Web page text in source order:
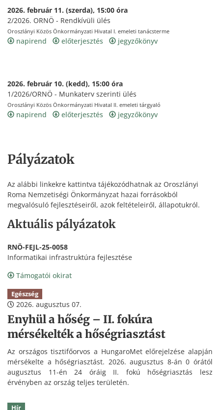
2026. február 11. (szerda), 15:00 óra
2/2026. ORNÖ - Rendkívüli ülés
Oroszlányi Közös Önkormányzati Hivatal I. emeleti tanácsterme
napirend előterjesztés jegyzőkönyv
2026. február 10. (kedd), 15:00 óra
1/2026/ORNÖ - Munkaterv szerinti ülés
Oroszlányi Közös Önkormányzati Hivatal II. emeleti tárgyaló
napirend előterjesztés jegyzőkönyv
Pályázatok
Az alábbi linkekre kattintva tájékozódhatnak az Oroszlányi
Roma Nemzetiségi Önkormányzat hazai forrásokból
megvalósuló fejlesztéseiről, azok feltételeiről, állapotukról.
Aktuális pályázatok
RNÖ-FEJL-25-0058
Informatikai infrastruktúra fejlesztése
Támogatói okirat
Egészség
2026. augusztus 07.
Enyhül a hőség – II. fokúra
mérsékelték a hőségriasztást
Az országos tisztifőorvos a HungaroMet előrejelzése alapján
mérsékelte a hőségriasztást. 2026. augusztus 8-án 0 órától
augusztus 11-én 24 óráig II. fokú hőségriasztás lesz
érvényben az ország teljes területén.
Hír